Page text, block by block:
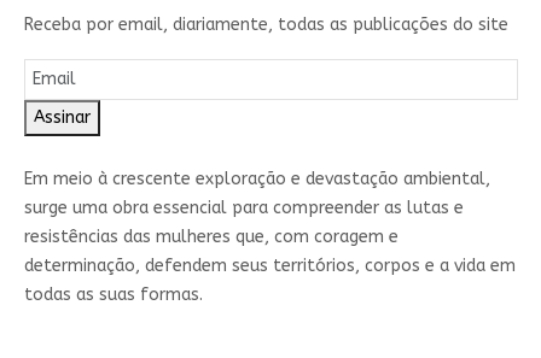
Receba por email, diariamente, todas as publicações do site
Assinar
Em meio à crescente exploração e devastação ambiental,
surge uma obra essencial para compreender as lutas e
resistências das mulheres que, com coragem e
determinação, defendem seus territórios, corpos e a vida em
todas as suas formas.